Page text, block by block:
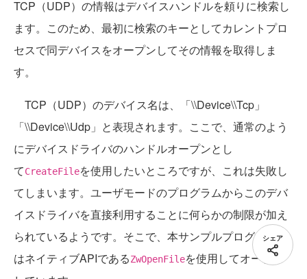
TCP（UDP）の情報はデバイスハンドルを頼りに検索し
ます。このため、最初に検索のキーとしてカレントプロ
セスで同デバイスをオープンしてその情報を取得しま
す。
TCP（UDP）のデバイス名は、「\\Device\\Tcp」
「\\Device\\Udp」と表現されます。ここで、通常のよう
にデバイスドライバのハンドルオープンとし
てCreateFileを使用したいところですが、これは失敗し
てしまいます。ユーザモードのプログラムからこのデバ
イスドライバを直接利用することに何らかの制限が加え
られているようです。そこで、本サンプルプログラムで
はネイティブAPIであるZwOpenFileを使用してオープン
シェア